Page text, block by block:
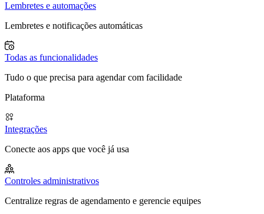
Lembretes e automações
Lembretes e notificações automáticas
Todas as funcionalidades
Tudo o que precisa para agendar com facilidade
Plataforma
Integrações
Conecte aos apps que você já usa
Controles administrativos
Centralize regras de agendamento e gerencie equipes